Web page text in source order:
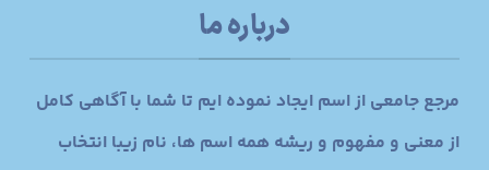
درباره ما
مرجع جامعی از اسم ایجاد نموده ایم تا شما با آگاهی کامل
از معنی و مفهوم و ریشه همه اسم ها، نام زیبا انتخاب